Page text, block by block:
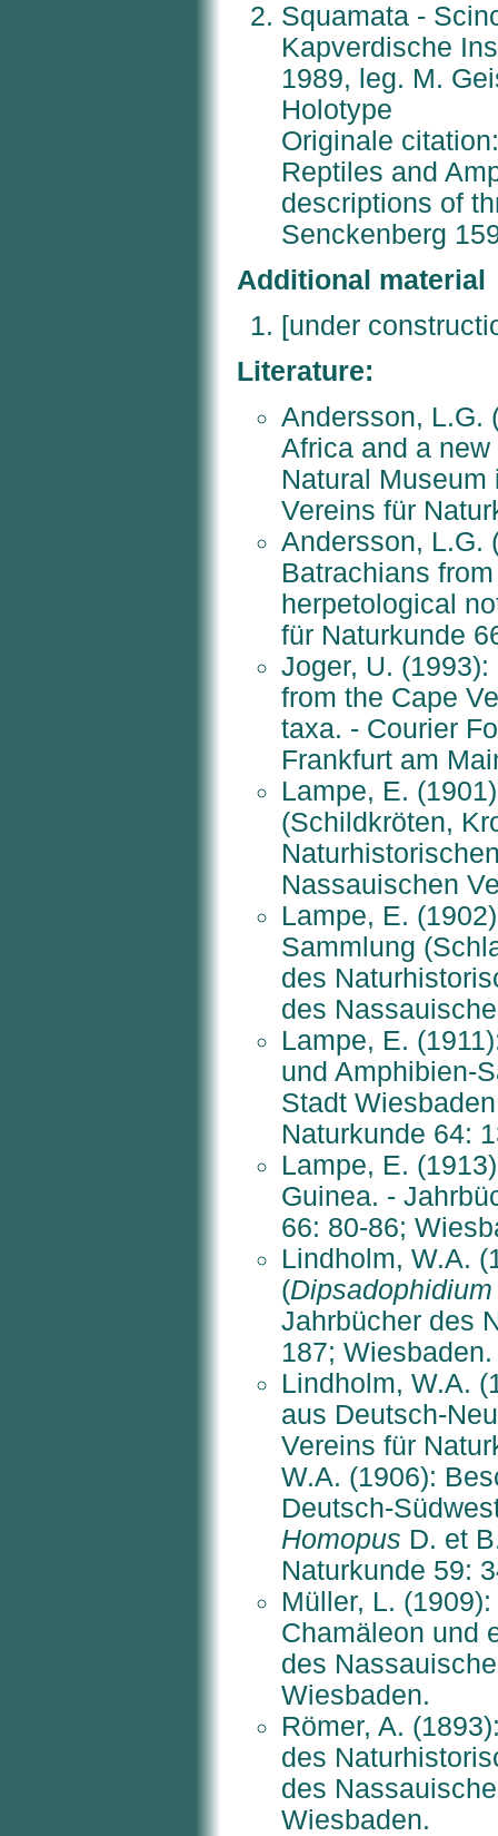
Squamata -
Kapverdische
1989, leg. M.
Holotype
Originale
Reptiles and
descriptions of
Senckenberg
Additional material
[under
Literature:
Andersson, L.G.
Africa and a new
Natural
Vereins für
Andersson, L.G.
Batrachians
herpetological
für Naturkunde
Joger, U.
from the Cape
taxa. - Courier
Frankfurt am
Lampe, E.
(Schildkröten,
Nassauischen
Lampe, E.
Sammlung
des
des
Lampe, E.
und Amphibien-
Stadt
Naturkunde 64:
Lampe, E.
Guinea. -
66: 80-86;
Lindholm, W.A.
(
Jahrbücher des
187; Wiesbaden.
Lindholm, W.A.
aus Deutsch-
Vereins für
W.A. (1906):
Deutsch-
Homopus D. et
Naturkunde 59:
Müller, L.
Chamäleon und
des
Wiesbaden.
Römer, A.
des
des
Wiesbaden.